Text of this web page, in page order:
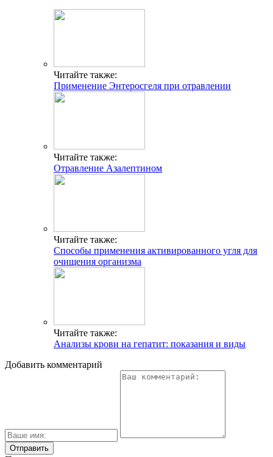
Читайте также:
Применение Энтеросгеля при отравлении
Читайте также:
Отравление Азалептином
Читайте также:
Способы применения активированного угля для
очищения организма
Читайте также:
Анализы крови на гепатит: показания и виды
Добавить комментарий